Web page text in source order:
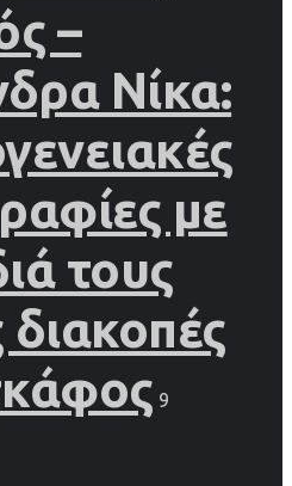
–
Νίκα:
με
τους
διακοπές
9